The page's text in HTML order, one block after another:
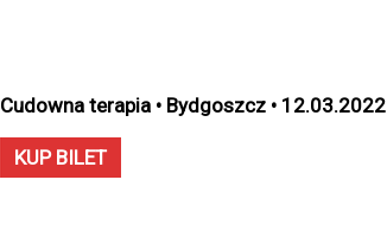
Cudowna terapia • Bydgoszcz • 12.03.2022
KUP BILET